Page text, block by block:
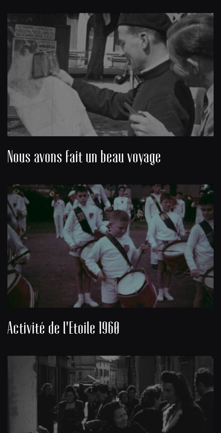
Nous avons fait un beau voyage
Activité de l'Etoile 1960